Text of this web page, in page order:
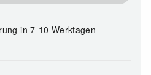
in 7-10 Werktagen